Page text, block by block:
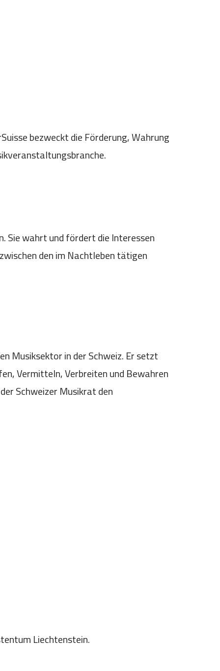
bezweckt die Förderung, Wahrung
Sie wahrt und fördert die Interessen
den im Nachtleben tätigen
Musiksektor in der Schweiz. Er setzt
Vermitteln, Verbreiten und Bewahren
Schweizer Musikrat den
Liechtenstein.